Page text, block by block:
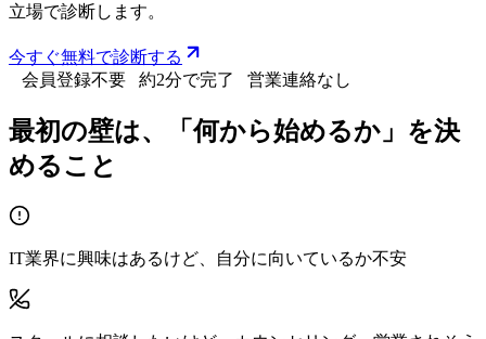
立場で診断します。
今すぐ無料で診断する
会員登録不要
約2分で完了 営業連絡なし
最初の壁は、「何から始めるか」を決
めること
IT業界に興味はあるけど、自分に向いているか不安